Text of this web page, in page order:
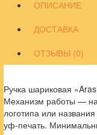
ОПИСАНИЕ
ДОСТАВКА
ОТЗЫВЫ (0)
Ручка шариковая
Механизм работы —
логотипа или
уф-печать.